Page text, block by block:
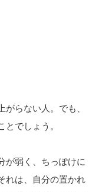
らない人。でも、
でしょう。
が弱く、ちっぽけに
れは、自分の置かれ